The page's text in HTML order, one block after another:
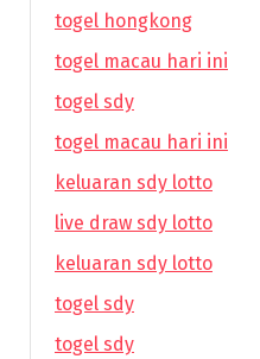
togel hongkong
togel macau hari ini
togel sdy
togel macau hari ini
keluaran sdy lotto
live draw sdy lotto
keluaran sdy lotto
togel sdy
togel sdy